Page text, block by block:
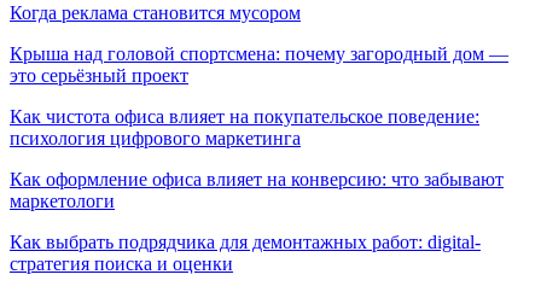
Когда реклама становится мусором
Крыша над головой спортсмена: почему загородный дом —
это серьёзный проект
Как чистота офиса влияет на покупательское поведение:
психология цифрового маркетинга
Как оформление офиса влияет на конверсию: что забывают
маркетологи
Как выбрать подрядчика для демонтажных работ: digital-
стратегия поиска и оценки